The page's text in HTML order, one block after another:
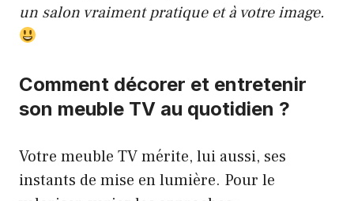
un salon vraiment pratique et à votre image.
Comment décorer et entretenir
son meuble TV au quotidien ?
Votre meuble TV mérite, lui aussi, ses
instants de mise en lumière. Pour le